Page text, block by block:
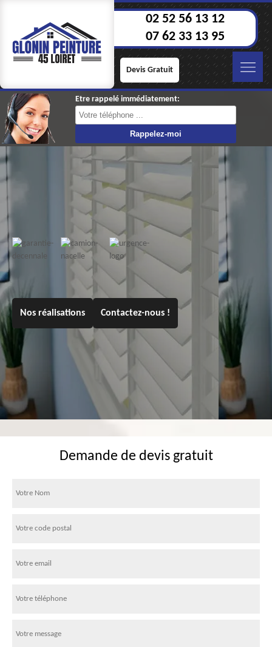
02 52 56 13 12
07 62 33 13 95
Devis Gratuit
Etre rappelé immédiatement:
Nos réalisations Contactez-nous !
Demande de devis gratuit